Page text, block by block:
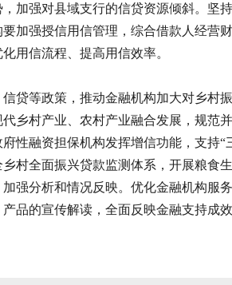
加强对县域支行的信贷资源倾斜。坚
加强授信用信管理，综合借款人经
用信流程、提高用信效率。
贷等政策，推动金融机构加大对乡
乡村产业、农村产业融合发展，规
性融资担保机构发挥增信功能，支持“
村全面振兴贷款监测体系，开展粮
强分析和情况反映。优化金融机构服
品的宣传解读，全面反映金融支持成